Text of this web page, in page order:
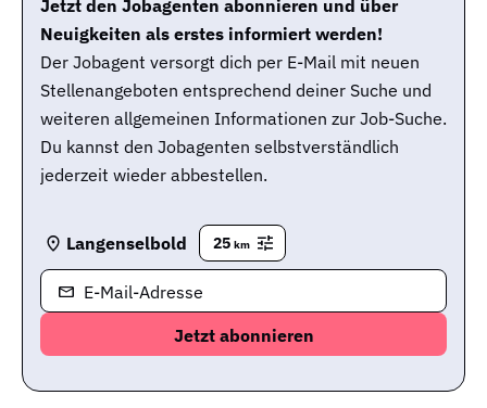
Jetzt den Jobagenten abonnieren und über
Neuigkeiten als erstes informiert werden!
Der Jobagent versorgt dich per E-Mail mit neuen
Stellenangeboten entsprechend deiner Suche und
weiteren allgemeinen Informationen zur Job-Suche.
Du kannst den Jobagenten selbstverständlich
jederzeit wieder abbestellen.
Langenselbold 25 km
E-Mail-Adresse